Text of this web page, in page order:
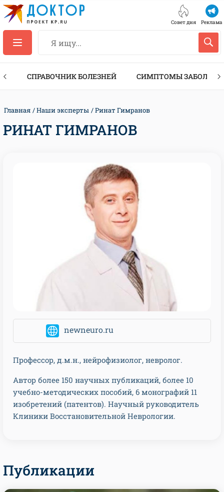
Совет дня Реклама
СПРАВОЧНИК БОЛЕЗНЕЙ СИМПТОМЫ
Главная Наши эксперты Ринат Гимранов
РИНАТ ГИМРАНОВ
newneuro.ru
Профессор, д.м.н., нейрофизиолог, невролог.
Автор более 150 научных публикаций, более 10
учебно-методических пособий, 6 монографий 11
изобретений (патентов). Научный руководитель
Клиники Восстановительной Неврологии.
Публикации